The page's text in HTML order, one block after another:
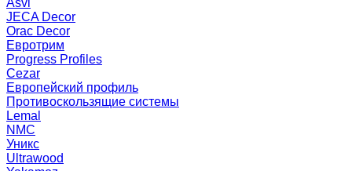
Asvi
JECA Decor
Orac Decor
Евротрим
Progress Profiles
Cezar
Европейский профиль
Противоскользящие системы
Lemal
NMC
Уникс
Ultrawood